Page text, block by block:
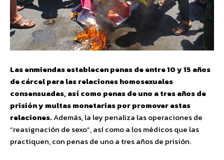
Las enmiendas establecen penas de entre 10 y 15 años
de cárcel para las relaciones homosexuales
consensuadas, así como penas de uno a tres años de
prisión y multas monetarias por promover estas
relaciones.Además, la ley penaliza las operaciones de
“reasignación de sexo”, así como a los médicos que las
practiquen, con penas de uno a tres años de prisión.